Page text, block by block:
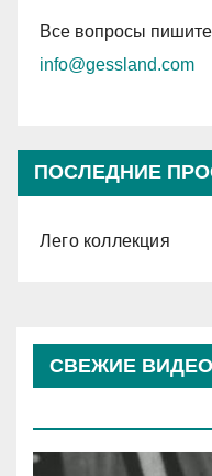
Все вопросы
info@gessland.com
ПОСЛЕДНИЕ
Лего коллекция
СВЕЖИЕ